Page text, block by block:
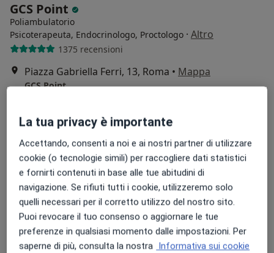
GCS Point
Poliambulatorio
Psicoterapeuta, Endocrinologo, Proctologo · Altro
1375 recensioni
Piazza Gabriella Ferri, 13, Roma • Mappa
GCS Point
Mostra tutte le prestazioni
Dott. Alessandro
Zarfati
Psicoterapeuta
Dott. Alberto Torresi
Psicoterapeuta
Mostra profilo
La tua privacy è importante
Accettando, consenti a noi e ai nostri partner di utilizzare
cookie (o tecnologie simili) per raccogliere dati statistici
e fornirti contenuti in base alle tue abitudini di
navigazione. Se rifiuti tutti i cookie, utilizzeremo solo
quelli necessari per il corretto utilizzo del nostro sito.
Puoi revocare il tuo consenso o aggiornare le tue
preferenze in qualsiasi momento dalle impostazioni. Per
saperne di più, consulta la nostra Informativa sui cookie